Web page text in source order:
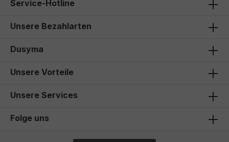
Service-Hotline
Unsere Bezahlarten
Dusyma
Unsere Vorteile
Unsere Services
Folge uns